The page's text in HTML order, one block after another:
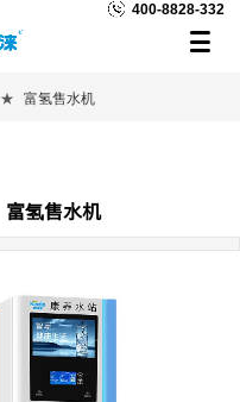
400-8828-332
★ 富氢售水机
富氢售水机